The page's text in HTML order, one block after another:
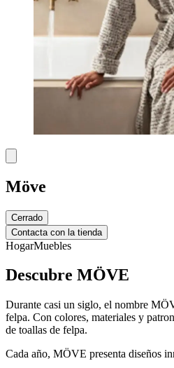
Möve
Cerrado
Contacta con la tienda
HogarMuebles
Descubre MÖVE
Durante casi un siglo, el nombre
felpa. Con colores, materiales y
de toallas de felpa.
Cada año, MÖVE presenta diseños